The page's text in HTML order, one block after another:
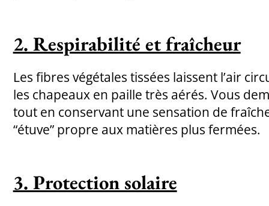
2. Respirabilité et fraîcheur
Les fibres végétales tissées laissent l’air
les chapeaux en paille très aérés. Vous
tout en conservant une sensation de
“étuve” propre aux matières plus fermées.
3. Protection solaire